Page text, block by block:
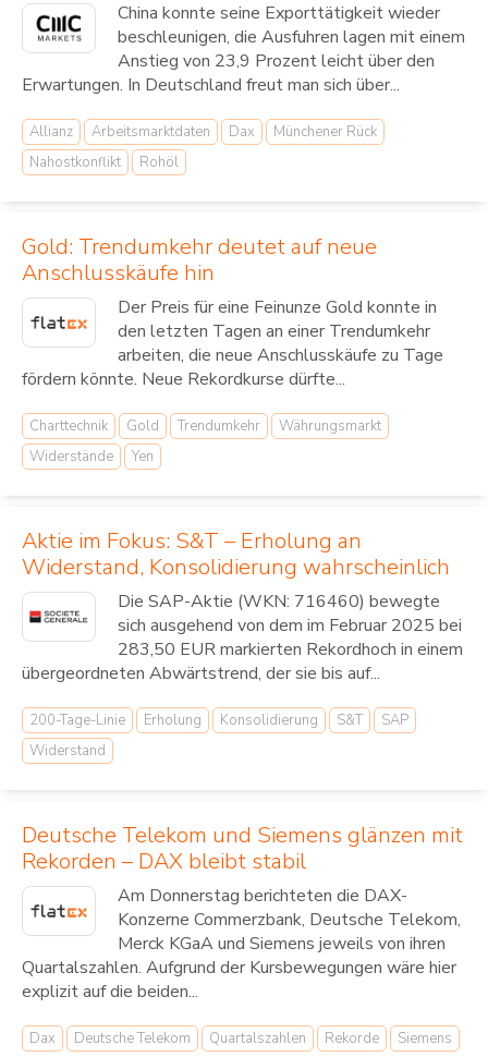
China konnte seine Exporttätigkeit wieder
beschleunigen, die Ausfuhren lagen mit einem
Anstieg von 23,9 Prozent leicht über den
Erwartungen. In Deutschland freut man sich über...
Allianz Arbeitsmarktdaten Dax
Münchener Rück
Nahostkonflikt
Rohöl
Gold: Trendumkehr deutet auf neue
Anschlusskäufe hin
Der Preis für eine Feinunze Gold konnte in
den letzten Tagen an einer Trendumkehr
arbeiten, die neue Anschlusskäufe zu Tage
fördern könnte. Neue Rekordkurse dürfte...
Charttechnik Gold Trendumkehr
Währungsmarkt
Widerstände
Yen
Aktie im Fokus: S&T – Erholung an
Widerstand, Konsolidierung wahrscheinlich
Die SAP-Aktie (WKN: 716460) bewegte
sich ausgehend von dem im Februar 2025 bei
283,50 EUR markierten Rekordhoch in einem
übergeordneten Abwärtstrend, der sie bis auf...
200-Tage-Linie Erholung Konsolidierung S&T
SAP
Widerstand
Deutsche Telekom und Siemens glänzen mit
Rekorden – DAX bleibt stabil
Am Donnerstag berichteten die DAX-
Konzerne Commerzbank, Deutsche Telekom,
Merck KGaA und Siemens jeweils von ihren
Quartalszahlen. Aufgrund der Kursbewegungen wäre hier
explizit auf die beiden...
Dax Deutsche Telekom Quartalszahlen Rekorde Siemens